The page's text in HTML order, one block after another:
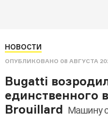
НОВОСТИ
ОПУБЛИКОВАНО 08 АВГУСТА
Bugatti
единственного
Brouillard Машину